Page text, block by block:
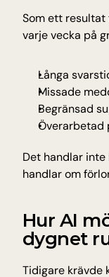
Som ett resultat
varje vecka på
Långa
Missade
Begränsad
Överarbetad
Det handlar
handlar om
Hur AI
dygnet
Tidigare krävde